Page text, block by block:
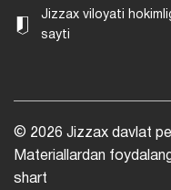
Jizzax viloyati
sayti
© 2026 Jizzax davlat
Materiallardan
shart